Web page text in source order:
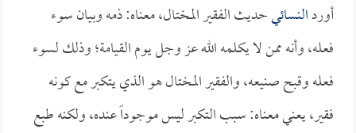
أوردالنسائيحديث الفقير المختال، معناه: ذمه وبيان سوء
فعله، وأنه ممن لا يكلمه الله عز وجل يوم القيامة؛ وذلك لسوء
فعله وقبح صنيعه، والفقير المختال هو الذي يتكبر مع كونه
فقير، يعني معناه: سبب التكبر ليس موجوداً عنده، ولكنه طبع